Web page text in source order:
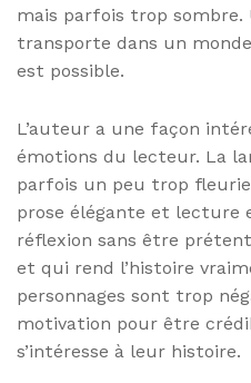
mais parfois trop sombre.
transporte dans un
est possible.
L’auteur a une façon
émotions du lecteur. La
parfois un peu trop
prose élégante et lecture
réflexion sans être
et qui rend l’histoire
personnages sont trop
motivation pour être
s’intéresse à leur histoire.